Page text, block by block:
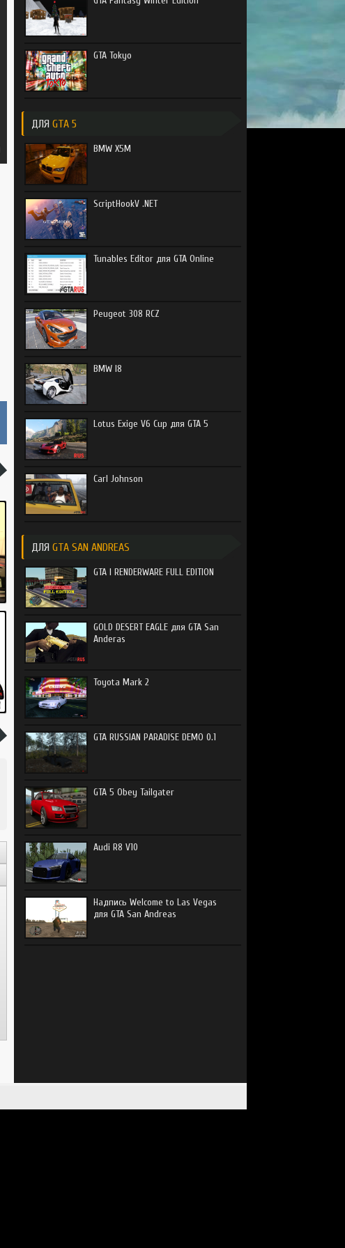
GTA Tokyo
ДЛЯ GTA 5
BMW X5M
ScriptHookV .NET
Tunables Editor для GTA Online
Peugeot 308 RCZ
BMW I8
Lotus Exige V6 Cup для GTA 5
Carl Johnson
ДЛЯ GTA SAN ANDREAS
GTA I RENDERWARE FULL EDITION
GOLD DESERT EAGLE для GTA San
Anderas
Toyota Mark 2
GTA RUSSIAN PARADISE DEMO 0.1
GTA 5 Obey Tailgater
Audi R8 V10
Надпись Welcome to Las Vegas
для GTA San Andreas